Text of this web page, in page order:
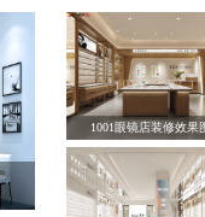
1001眼镜店装修效果